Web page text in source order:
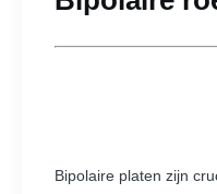
Bipolaire platen zijn